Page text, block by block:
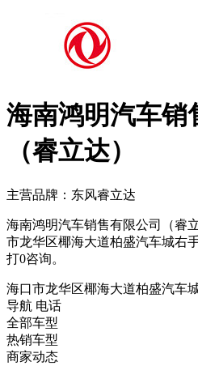
海南鸿明汽车销
（睿立达）
主营品牌：东风睿立达
海南鸿明汽车销售有限公司（睿
市龙华区椰海大道柏盛汽车城右
打0咨询。
海口市龙华区椰海大道柏盛汽车
导航 电话
全部车型
热销车型
商家动态